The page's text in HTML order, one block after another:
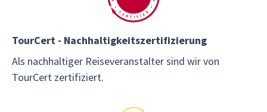
TourCert - Nachhaltigkeitszertifizierung
Als nachhaltiger Reiseveranstalter sind wir von
TourCert zertifiziert.